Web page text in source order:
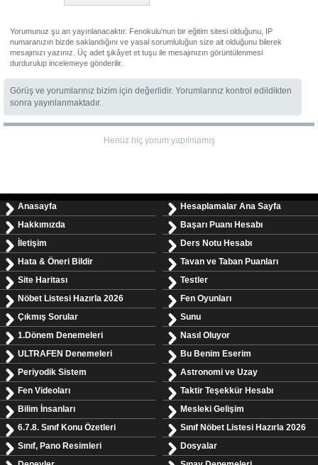
Yorumunuz şu an yayınlanacaktır. Fenokulu'nun bir eğitim sitesi olduğunu, IP
numaranızın bizde saklandığını ve yasal sorumluluğun size ait olduğunu bilerek
mesajınızı yazınız. Üç adet şikâyet et tuşu ile mesajınızın görüntülenmesi
durdurulup incelemeye gönderilir.
Görüş ve yorumlarınız bizim için değerlidir. Yorumlarınız kontrol edildikten
sonra yayınlanmaktadır.
Henüz hiç yorum yapılmamış
Anasayfa
Hakkımızda
İletişim
Hata & Öneri Bildir
Site Haritası
Nöbet Listesi Hazırla 2026
Çıkmış Sorular
1.Dönem Denemeleri
ULTRAFEN Denemeleri
Periyodik Sistem
Fen Videoları
Bilim İnsanları
6.7.8. Sınıf Konu Özetleri
Sınıf, Pano Resimleri
Hesaplamalar Ana Sayfa
Başarı Puanı Hesabı
Ders Notu Hesabı
Tavan ve Taban Puanları
Testler
Fen Oyunları
Sunu
Nasıl Oluyor
Bu Benim Eserim
Astronomi ve Uzay
Taktir Teşekkür Hesabı
Mesleki Gelişim
Sınıf Nöbet Listesi Hazırla 2026
Dosyalar